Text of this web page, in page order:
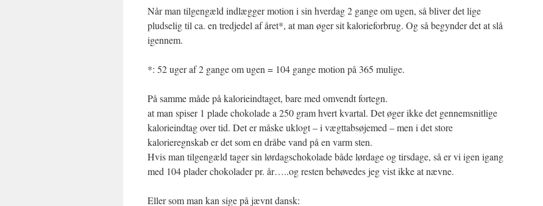
Når man tilgengæld indlægger motion i sin hverdag 2 gange om ugen, så bliver det lige
pludselig til ca. en tredjedel af året*, at man øger sit kalorieforbrug. Og så begynder det at slå
igennem.
*: 52 uger af 2 gange om ugen = 104 gange motion på 365 mulige.
På samme måde på kalorieindtaget, bare med omvendt fortegn.
at man spiser 1 plade chokolade a 250 gram hvert kvartal. Det øger ikke det gennemsnitlige
kalorieindtag over tid. Det er måske uklogt – i vægttabsøjemed – men i det store
kalorieregnskab er det som en dråbe vand på en varm sten.
Hvis man tilgengæld tager sin lørdagschokolade både lørdage og tirsdage, så er vi igen igang
med 104 plader chokolader pr. år…..og resten behøvedes jeg vist ikke at nævne.
Eller som man kan sige på jævnt dansk: